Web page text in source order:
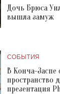
Дочь Брюса
вышла замуж
СОБЫТИЯ
В Конча-Заспе
пространство
презентация